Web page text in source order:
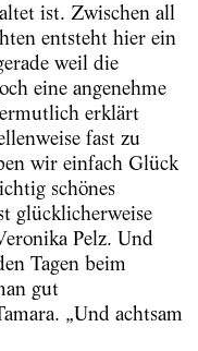
ist. Zwischen all
entsteht hier ein
weil die
eine angenehme
erklärt
fast zu
wir einfach Glück
schönes
glücklicherweise
Pelz. Und
Tagen beim
gut
„Und achtsam